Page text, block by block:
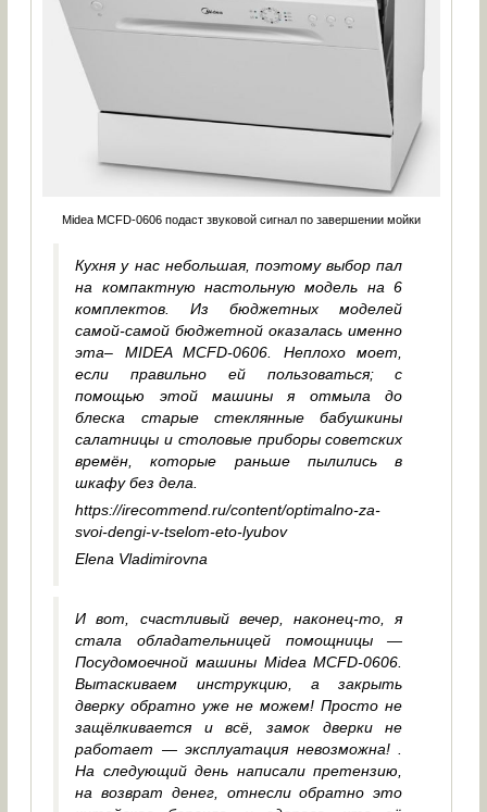
Midea MCFD-0606 подаст звуковой сигнал по завершении мойки
Кухня у нас небольшая, поэтому выбор пал
на компактную настольную модель на 6
комплектов. Из бюджетных моделей
самой-самой бюджетной оказалась именно
эта– MIDEA MCFD-0606. Неплохо моет,
если правильно ей пользоваться; с
помощью этой машины я отмыла до
блеска старые стеклянные бабушкины
салатницы и столовые приборы советских
времён, которые раньше пылились в
шкафу без дела.
https://irecommend.ru/content/optimalno-za-
svoi-dengi-v-tselom-eto-lyubov
Elena Vladimirovna
И вот, счастливый вечер, наконец-то, я
стала обладательницей помощницы —
Посудомоечной машины Midea MCFD-0606.
Вытаскиваем инструкцию, а закрыть
дверку обратно уже не можем! Просто не
защёлкивается и всё, замок дверки не
работает — эксплуатация невозможна! .
На следующий день написали претензию,
на возврат денег, отнесли обратно это